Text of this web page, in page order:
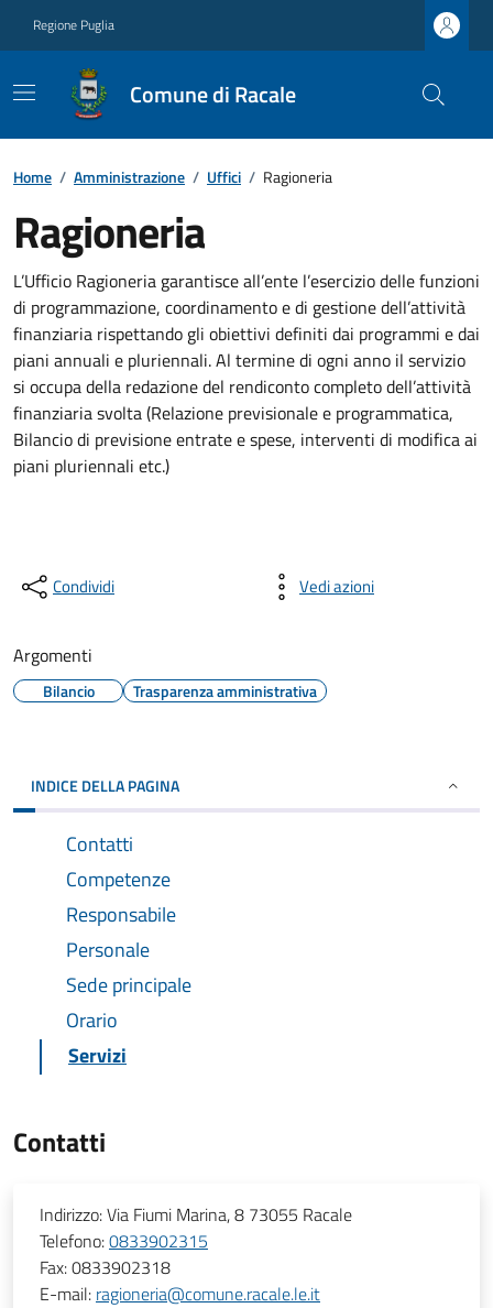
Regione Puglia
Comune di Racale
Home / Amministrazione / Uffici / Ragioneria
Ragioneria
L’Ufficio Ragioneria garantisce all’ente l’esercizio delle funzioni
di programmazione, coordinamento e di gestione dell’attività
finanziaria rispettando gli obiettivi definiti dai programmi e dai
piani annuali e pluriennali. Al termine di ogni anno il servizio
si occupa della redazione del rendiconto completo dell’attività
finanziaria svolta (Relazione previsionale e programmatica,
Bilancio di previsione entrate e spese, interventi di modifica ai
piani pluriennali etc.)
Condividi Vedi azioni
Argomenti
Bilancio Trasparenza amministrativa
INDICE DELLA PAGINA
Contatti
Competenze
Responsabile
Personale
Sede principale
Orario
Servizi
Contatti
Indirizzo:Via Fiumi Marina, 8 73055 Racale
Telefono:0833902315
Fax:0833902318
E-mail: ragioneria@comune.racale.le.it